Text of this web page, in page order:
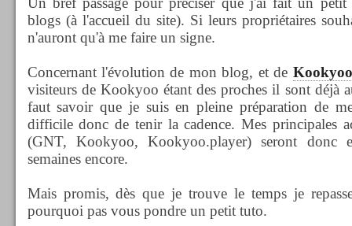
blogs (à l'accueil du site). Si leurs propriétaires
n'auront qu'à me faire un signe.
Concernant l'évolution de mon blog, et de Kookyoo
visiteurs de Kookyoo étant des proches il sont déjà
faut savoir que je suis en pleine préparation de
difficile donc de tenir la cadence. Mes principales
(GNT, Kookyoo, Kookyoo.player) seront donc
semaines encore.
Mais promis, dès que je trouve le temps je
pourquoi pas vous pondre un petit tuto.